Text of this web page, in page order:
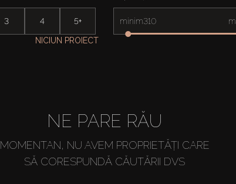
3 4 5+ minim
NICIUN PROIECT
NE PARE RĂU
MOMENTAN, NU AVEM PROPRIETĂȚI CARE
SĂ CORESPUNDĂ CĂUTĂRII DVS